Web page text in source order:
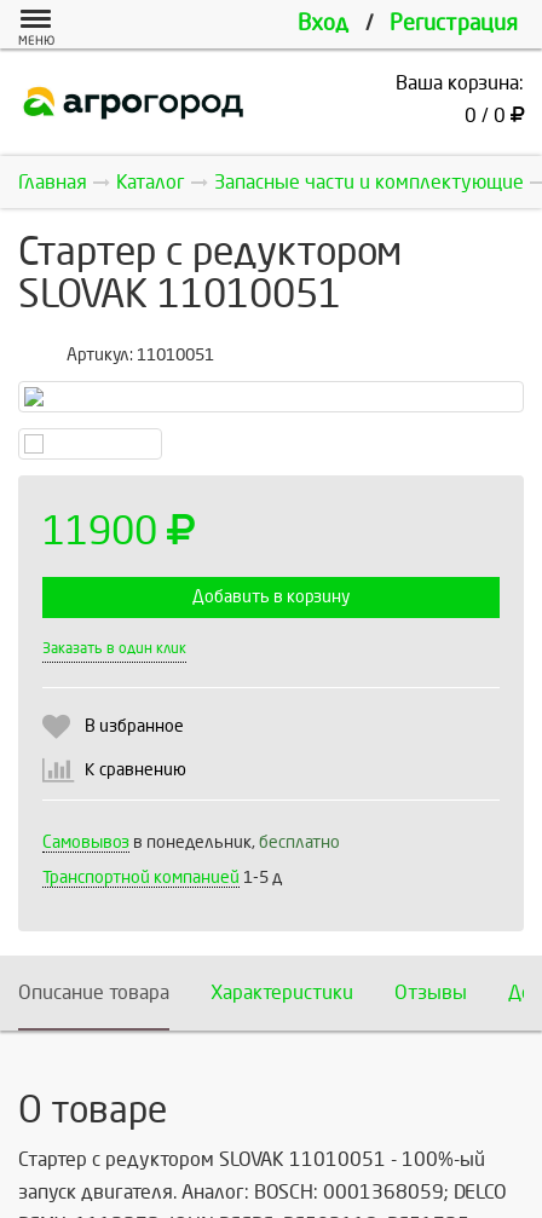
Вход / Регистрация
МЕНЮ
Ваша корзина:
0 / 0
Главная Каталог Запасные части и комплектующие
Стартер с редуктором
SLOVAK 11010051
Артикул: 11010051
11900
Добавить в корзину
Заказать в один клик
В избранное
К сравнению
Самовывоз в понедельник, бесплатно
Транспортной компанией 1-5 д
Описание товара Характеристики Отзывы
О товаре
Стартер с редуктором SLOVAK 11010051 - 100%-ый
запуск двигателя. Аналог: BOSCH: 0001368059; DELCO